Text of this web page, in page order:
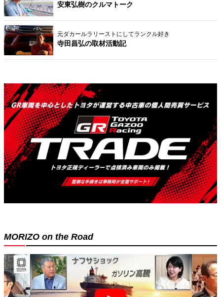
安東弘樹のクルマトーク
元ダカールラリーストにしてランクル好き
寺田昌弘の取材活動記
MORIZO on the Road